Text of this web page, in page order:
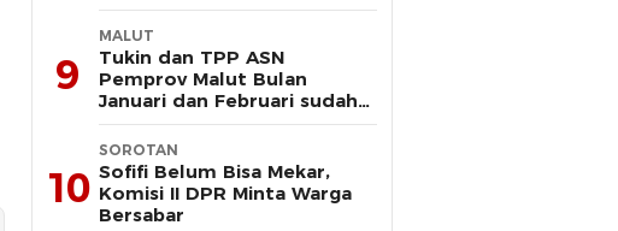
9
MALUT
Tukin dan TPP ASN
Pemprov Malut Bulan
Januari dan Februari sudah
Diteken Gubernur
10
SOROTAN
Sofifi Belum Bisa Mekar,
Komisi II DPR Minta Warga
Bersabar